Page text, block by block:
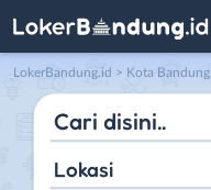
LokerBandung.id > Kota Bandung
Lokasi